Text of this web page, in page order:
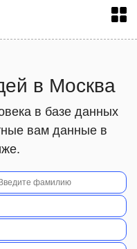
в Москва
в базе данных
вам данные в